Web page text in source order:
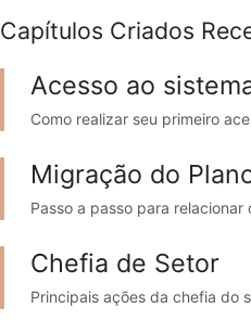
Capítulos Criados
Acesso ao
Como realizar seu primeiro
Migração do
Passo a passo para
Chefia de Setor
Principais ações da chefia do